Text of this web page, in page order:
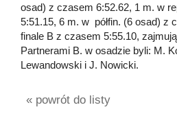
osad) z czasem 6:52.62, 1 m. w
5:51.15, 6 m. w półfin. (6 osad) z
finale B z czasem 5:55.10,
Partnerami B. w osadzie byli: M.
Lewandowski i J. Nowicki.
« powrót do listy